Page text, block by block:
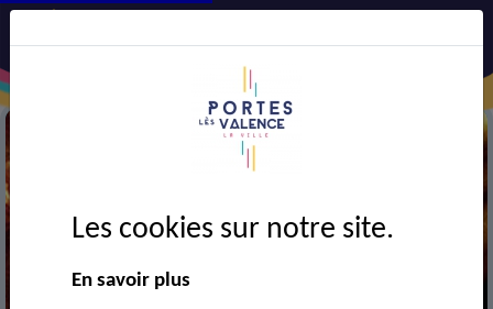
Les cookies sur notre site.
En savoir plus